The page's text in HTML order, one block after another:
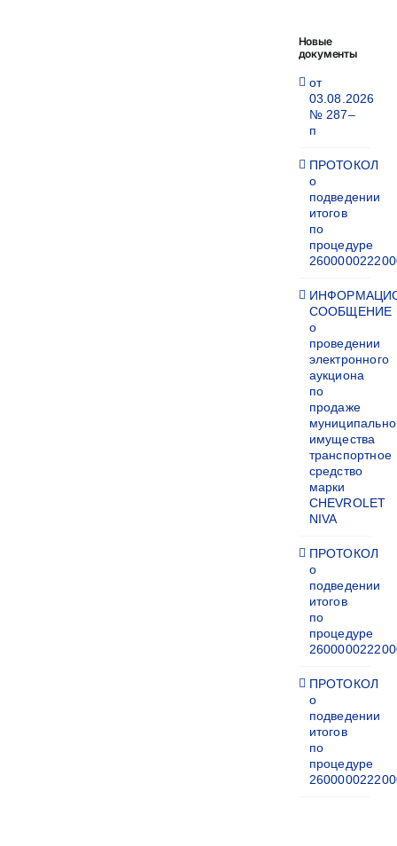
Новые
документы
от
03.08.2026
№ 287–
п
ПРОТОКОЛ
о
подведении
итогов
по
процедуре
СООБЩЕНИЕ
о
проведении
электронного
аукциона
по
продаже
имущества
транспортное
средство
марки
CHEVROLET
NIVA
ПРОТОКОЛ
о
подведении
итогов
по
процедуре
ПРОТОКОЛ
о
подведении
итогов
по
процедуре